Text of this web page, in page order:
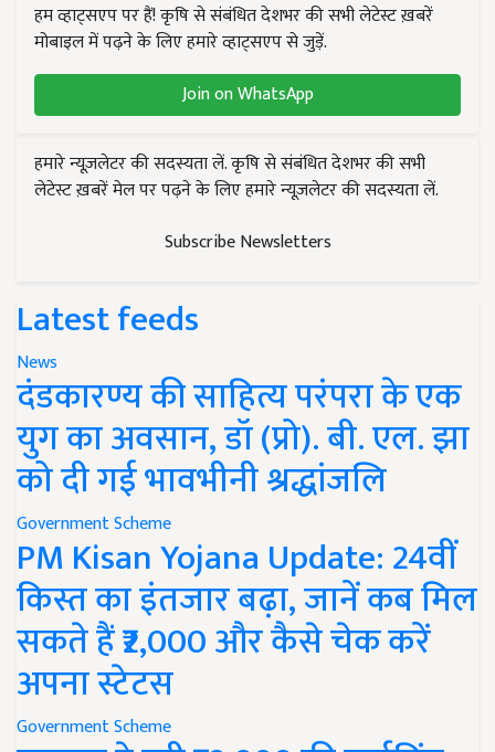
हम व्हाट्सएप पर हैं! कृषि से संबंधित देशभर की सभी लेटेस्ट ख़बरें
मोबाइल में पढ़ने के लिए हमारे व्हाट्सएप से जुड़ें.
Join on WhatsApp
हमारे न्यूज़लेटर की सदस्यता लें. कृषि से संबंधित देशभर की सभी
लेटेस्ट ख़बरें मेल पर पढ़ने के लिए हमारे न्यूज़लेटर की सदस्यता लें.
Subscribe Newsletters
Latest feeds
News
दंडकारण्य की साहित्य परंपरा के एक
युग का अवसान, डॉ (प्रो). बी. एल. झा
को दी गई भावभीनी श्रद्धांजलि
Government Scheme
PM Kisan Yojana Update: 24वीं
किस्त का इंतजार बढ़ा, जानें कब मिल
सकते हैं ₹2,000 और कैसे चेक करें
अपना स्टेटस
Government Scheme